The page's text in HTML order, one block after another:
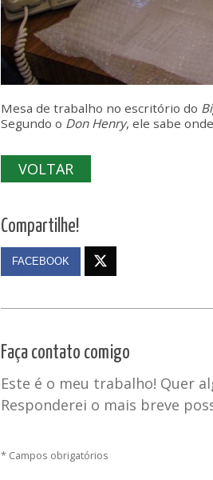
Mesa de trabalho no escritório do
Segundo o Don Henry, ele sabe
VOLTAR
Compartilhe!
FACEBOOK
Faça contato comigo
Este é o meu trabalho! Quer
Responderei o mais breve
* Campos obrigatórios